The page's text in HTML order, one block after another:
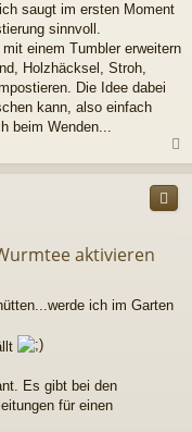
saugt im ersten Moment
sinnvoll.
einem Tumbler erweitern
Holzhäcksel, Stroh,
Die Idee dabei
kann, also einfach
beim Wenden...
a
aktivieren
ich im Garten
Es gibt bei den
für einen